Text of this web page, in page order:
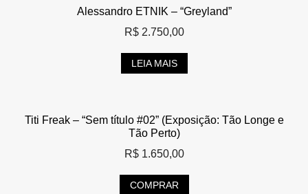
Alessandro ETNIK – “Greyland”
R$2.750,00
LEIA MAIS
Titi Freak – “Sem título #02” (Exposição: Tão Longe e
Tão Perto)
R$1.650,00
COMPRAR